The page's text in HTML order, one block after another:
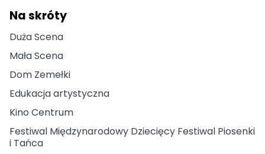
Na skróty
Duża Scena
Mała Scena
Dom Zemełki
Edukacja artystyczna
Kino Centrum
Festiwal Międzynarodowy Dziecięcy Festiwal Piosenki
i Tańca